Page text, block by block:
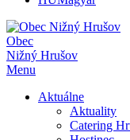
Obec
Nižný Hrušov
Menu
Aktuálne
Aktuality
Catering